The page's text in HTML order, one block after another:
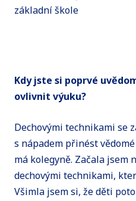
základní škole
Kdy jste si poprvé
ovlivnit výuku?
Dechovými technikami se
s nápadem přinést
má kolegyně. Začala jsem
dechovými technikami,
Všimla jsem si, že děti